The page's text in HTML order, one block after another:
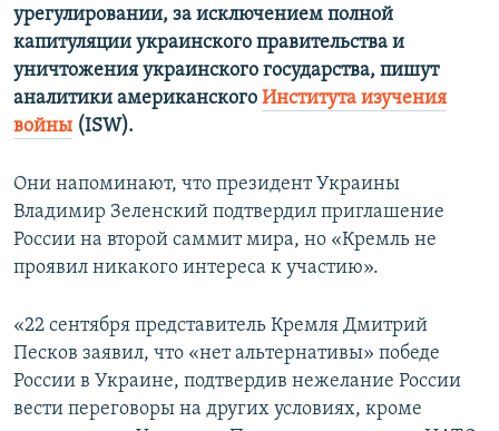
урегулировании, за исключением полной
капитуляции украинского правительства и
уничтожения украинского государства, пишут
аналитики американского Института изучения
войны (ISW).
Они напоминают, что президент Украины
Владимир Зеленский подтвердил приглашение
России на второй саммит мира, но «Кремль не
проявил никакого интереса к участию».
«22 сентября представитель Кремля Дмитрий
Песков заявил, что «нет альтернативы» победе
России в Украине, подтвердив нежелание России
вести переговоры на других условиях, кроме